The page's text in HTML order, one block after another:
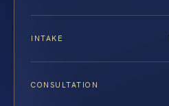
INTAKE
CONSULTATION